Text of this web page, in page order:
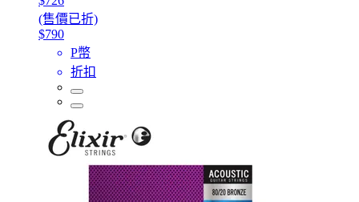
(售價已折)
$790
P幣
折扣